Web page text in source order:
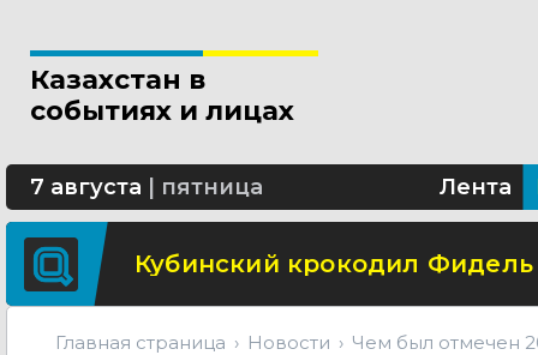
Казахстан в
событиях и лицах
7 августа пятница Лента
Школьница из Астаны
В области Абай построят
Кубинский крокодил
Главная страница Новости Чем был отмечен